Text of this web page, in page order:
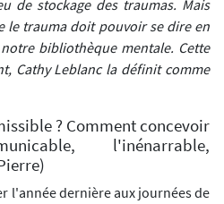
de stockage des traumas. Mais
le trauma doit pouvoir se dire en
bibliothèque mentale. Cette
Cathy Leblanc la définit comme
? Comment concevoir
l'inénarrable,
l'année dernière aux journées de